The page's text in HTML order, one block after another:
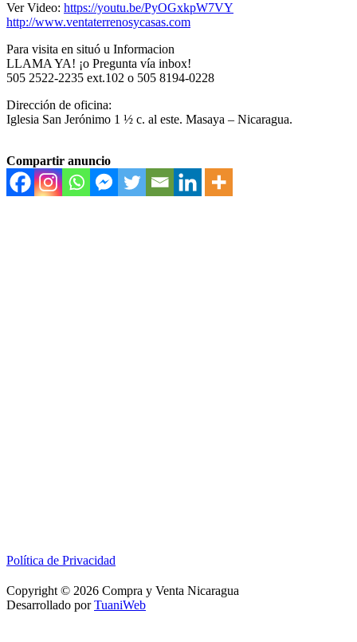
Ver Video: https://youtu.be/PyOGxkpW7VY
http://www.ventaterrenosycasas.com
Para visita en situó u Informacion
LLAMA YA! ¡o Pregunta vía inbox!
505 2522-2235 ext.102 o 505 8194-0228
Dirección de oficina:
Iglesia San Jerónimo 1 ½ c. al este. Masaya – Nicaragua.
Compartir anuncio
Política de Privacidad
Copyright © 2026 Compra y Venta Nicaragua
Desarrollado porTuaniWeb